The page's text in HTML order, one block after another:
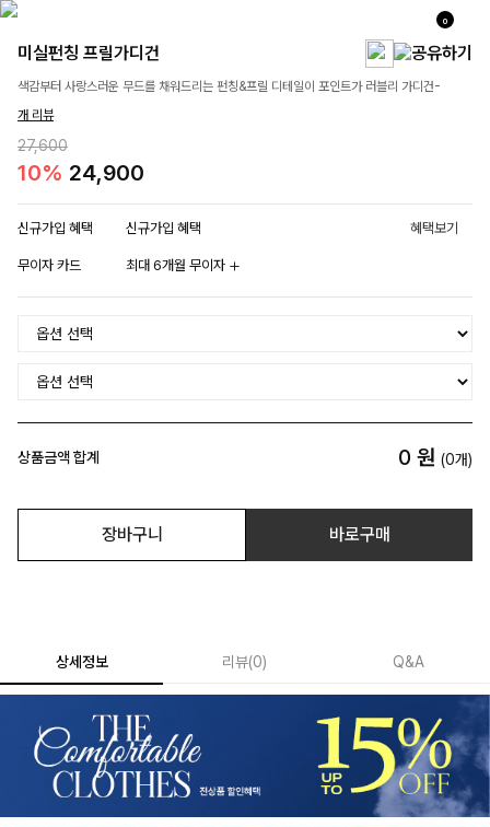
0
미실펀칭 프릴가디건
색감부터 사랑스러운 무드를 채워드리는 펀칭&프릴 디테일이 포인트가 러블리 가디건-
개 리뷰
27,600
10% 24,900
신규가입 혜택 신규가입 혜택 혜택보기
무이자 카드 최대 6개월 무이자
상품금액 합계 0 원 (0개)
장바구니 바로구매
상세정보 리뷰(0) Q&A